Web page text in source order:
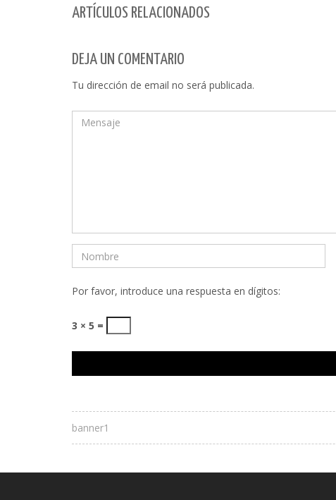
ARTÍCULOS RELACIONADOS
DEJA UN COMENTARIO
Tu dirección de email no será publicada.
Por favor, introduce una respuesta en dígitos:
3 × 5 =
banner1